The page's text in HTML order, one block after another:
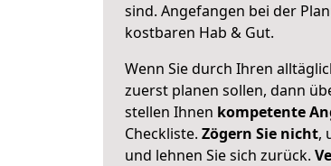
sind. Angefangen bei der
kostbaren Hab & Gut.
Wenn Sie durch Ihren
zuerst planen sollen, dann
stellen Ihnen kompetente
Checkliste. Zögern Sie nicht,
und lehnen Sie sich zurück.